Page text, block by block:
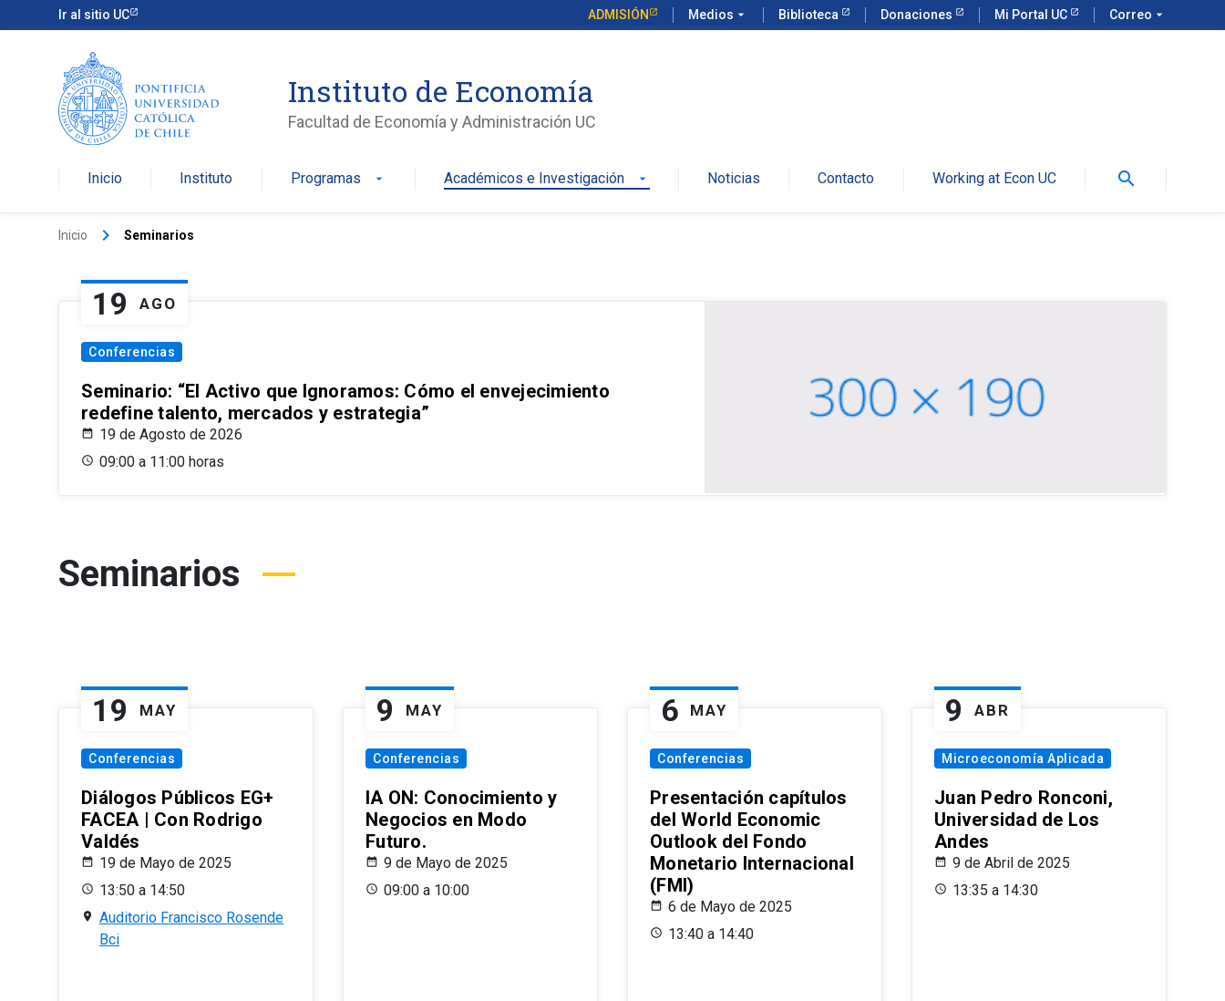
Ir al sitio UC ADMISIÓN Medios arrow_drop_down Biblioteca Donaciones Mi Portal UC Correo arrow_drop_down
Instituto de Economía
Facultad de Economía y Administración UC
Inicio Instituto Programas arrow_drop_down Académicos e Investigación arrow_drop_down Noticias Contacto Working at Econ UC search
Inicio keyboard_arrow_right Seminarios
19 AGO
Conferencias
Seminario: “El Activo que Ignoramos: Cómo el envejecimiento
redefine talento, mercados y estrategia”
19 de Agosto de 2026
09:00 a 11:00 horas
Seminarios
19 MAY
Conferencias
Diálogos Públicos EG+
FACEA | Con Rodrigo
Valdés
19 de Mayo de 2025
13:50 a 14:50
Auditorio Francisco Rosende
Bci
9 MAY
Conferencias
IA ON: Conocimiento y
Negocios en Modo
Futuro.
9 de Mayo de 2025
09:00 a 10:00
6 MAY
Conferencias
Presentación capítulos
del World Economic
Outlook del Fondo
Monetario Internacional
(FMI)
6 de Mayo de 2025
13:40 a 14:40
9 ABR
Microeconomía Aplicada
Juan Pedro Ronconi,
Universidad de Los
Andes
9 de Abril de 2025
13:35 a 14:30